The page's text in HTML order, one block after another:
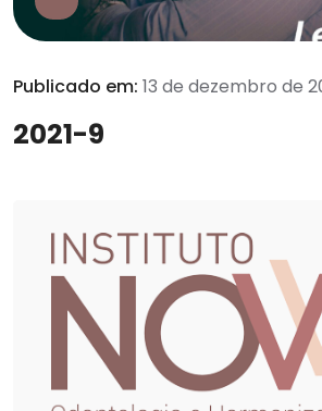
Publicado em: 13 de dezembro de
2021-9